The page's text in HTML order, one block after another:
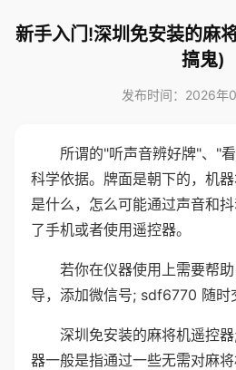
新手入门!深圳免安装的麻
搞鬼)
发布时间：2026年
所谓的"听声音辨好牌"、"
科学依据。牌面是朝下的，机
是什么，怎么可能通过声音和
了手机或者使用遥控器。
若你在仪器使用上需要帮
导，添加微信号; sdf6770 随时
深圳免安装的麻将机遥控
器一般是指通过一些无需对麻